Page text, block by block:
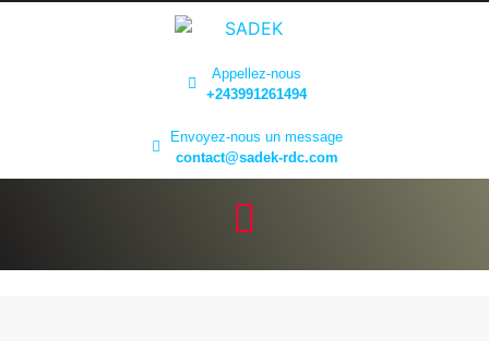
Appellez-nous
+243991261494
Envoyez-nous un message
contact@sadek-rdc.com